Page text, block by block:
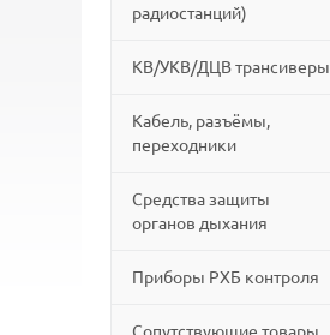
радиостанций)
КВ/УКВ/ДЦВ трансиверы
Кабель, разъёмы,
переходники
Средства защиты
органов дыхания
Приборы РХБ контроля
Сопутствующие товары